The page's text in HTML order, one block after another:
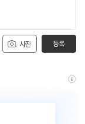
사진 등록